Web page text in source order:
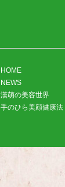
HOME
NEWS
漢萌の美容世界
手のひら美顔健康法